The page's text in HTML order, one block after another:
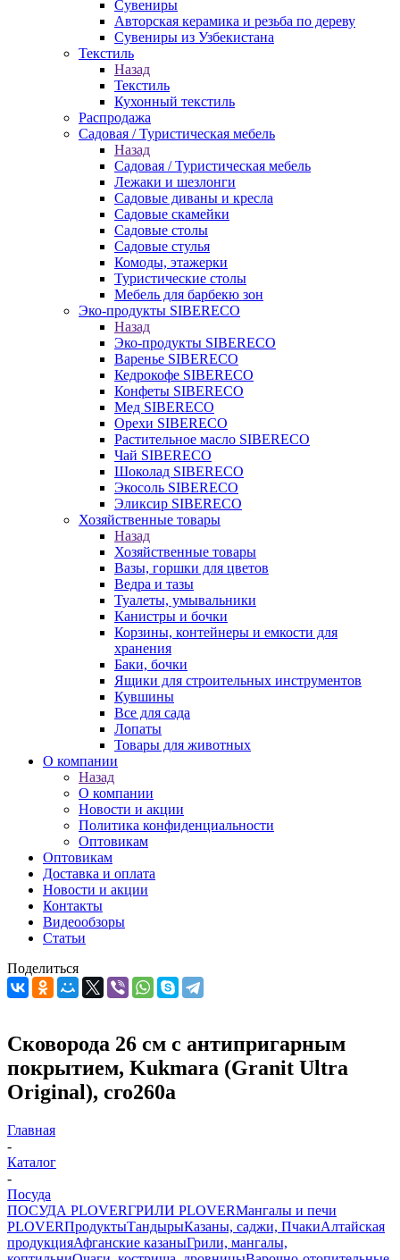
Сувениры
Авторская керамика и резьба по дереву
Сувениры из Узбекистана
Текстиль
Назад
Текстиль
Кухонный текстиль
Распродажа
Садовая / Туристическая мебель
Назад
Садовая / Туристическая мебель
Лежаки и шезлонги
Садовые диваны и кресла
Садовые скамейки
Садовые столы
Садовые стулья
Комоды, этажерки
Туристические столы
Мебель для барбекю зон
Эко-продукты SIBERECO
Назад
Эко-продукты SIBERECO
Варенье SIBERECO
Кедрокофе SIBERECO
Конфеты SIBERECO
Мед SIBERECO
Орехи SIBERECO
Растительное масло SIBERECO
Чай SIBERECO
Шоколад SIBERECO
Экосоль SIBERECO
Эликсир SIBERECO
Хозяйственные товары
Назад
Хозяйственные товары
Вазы, горшки для цветов
Ведра и тазы
Туалеты, умывальники
Канистры и бочки
Корзины, контейнеры и емкости для
хранения
Баки, бочки
Ящики для строительных инструментов
Кувшины
Все для сада
Лопаты
Товары для животных
О компании
Назад
О компании
Новости и акции
Политика конфиденциальности
Оптовикам
Оптовикам
Доставка и оплата
Новости и акции
Контакты
Видеообзоры
Статьи
Поделиться
Сковорода 26 см с антипригарным
покрытием, Kukmara (Granit Ultra
Original), сго260а
Главная
-
Каталог
-
Посуда
ПОСУДА PLOVERГРИЛИ PLOVERМангалы и печи
PLOVERПродуктыТандырыКазаны, саджи, ПчакиАлтайская
продукцияАфганские казаныГрили, мангалы,